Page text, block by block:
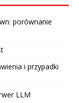
porównanie
i przypadki
LLM